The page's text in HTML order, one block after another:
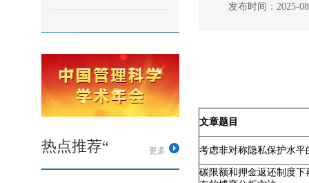
热点推荐“ 更多
发布时间：2025-
文章题目
考虑非对称隐私保护水
碳限额和押金返还制度